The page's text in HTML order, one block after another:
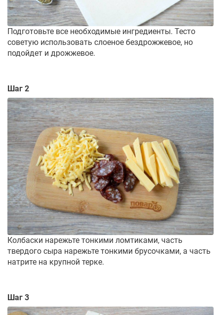
Подготовьте все необходимые ингредиенты. Тесто
советую использовать слоеное бездрожжевое, но
подойдет и дрожжевое.
Шаг 2
Колбаски нарежьте тонкими ломтиками, часть
твердого сыра нарежьте тонкими брусочками, а часть
натрите на крупной терке.
Шаг 3